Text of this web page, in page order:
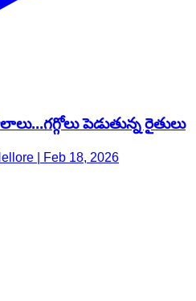
పెడుతున్న రైతులు
| Feb 18, 2026